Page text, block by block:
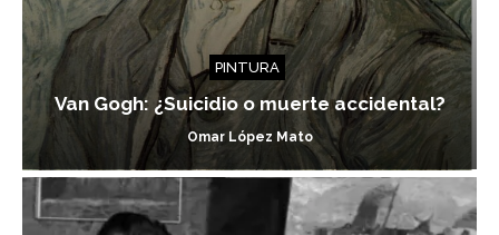
PINTURA
Van Gogh: ¿Suicidio o muerte accidental?
Omar López Mato